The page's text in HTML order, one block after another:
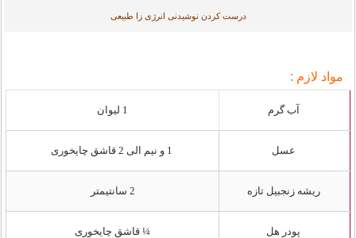
درست کردن نوشیدنی انرژی زا طبیعی
مواد لازم :
آب گرم 1 لیوان
عسل
ریشه زنجبیل تازه 2 سانتیمتر
پودر هل ¼ قاشق چایخوری